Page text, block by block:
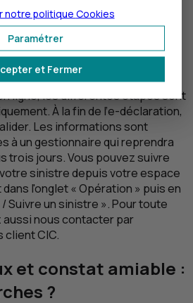
dégât des eaux au format
par courrier à l’assureur ou
joindre par email.
ligne, les différentes étapes sont
À la fin de l’e-déclaration,
Les informations sont
à un gestionnaire qui reprendra
trois jours. Vous pouvez suivre
sinistre depuis votre espace
l'onglet « Opération » puis en
Suivre un sinistre ». Pour toute
nous contacter par
clientCIC.
et constat amiable :
?
et Fermer
Paramétrer
notre politique Cookies